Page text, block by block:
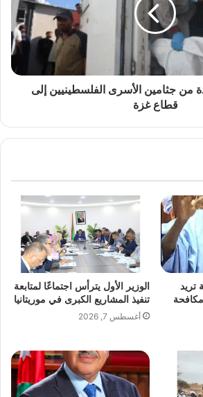
من جثامين الأسرى الفلسطينيين إلى
قطاع غزة
تريد
مكافحة
الوزير الأول يترأس اجتماعًا لمتابعة
تنفيذ المشاريع الكبرى في موريتانيا
أغسطس 7, 2026